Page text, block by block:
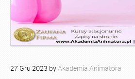
27 Gru 2023 byAkademia Animatora